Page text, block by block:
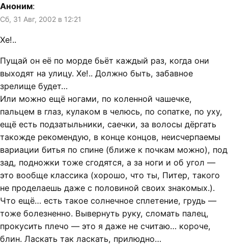
Аноним:
Сб, 31 Авг, 2002 в 12:21
Хе!..
Пущай он её по морде бьёт каждый раз, когда они
выходят на улицу. Хе!.. Должно быть, забавное
зрелище будет…
Или можно ещё ногами, по коленной чашечке,
пальцем в глаз, кулаком в челюсь, по сопатке, по уху,
ещё есть подзатыльники, саечки, за волосы дёргать
такожде рекомендую, в конце концов, неисчерпаемы
вариации битья по спине (ближе к почкам можно), под
зад, подножки тоже сгодятся, а за ноги и об угол —
это вообще классика (хорошо, что ты, Питер, такого
не проделаешь даже с половиной своих знакомых.).
Что ещё… есть такое солнечное сплетение, грудь —
тоже болезненно. Вывернуть руку, сломать палец,
прокусить плечо — это я даже не считаю… короче,
блин. Ласкать так ласкать, прилюдно…